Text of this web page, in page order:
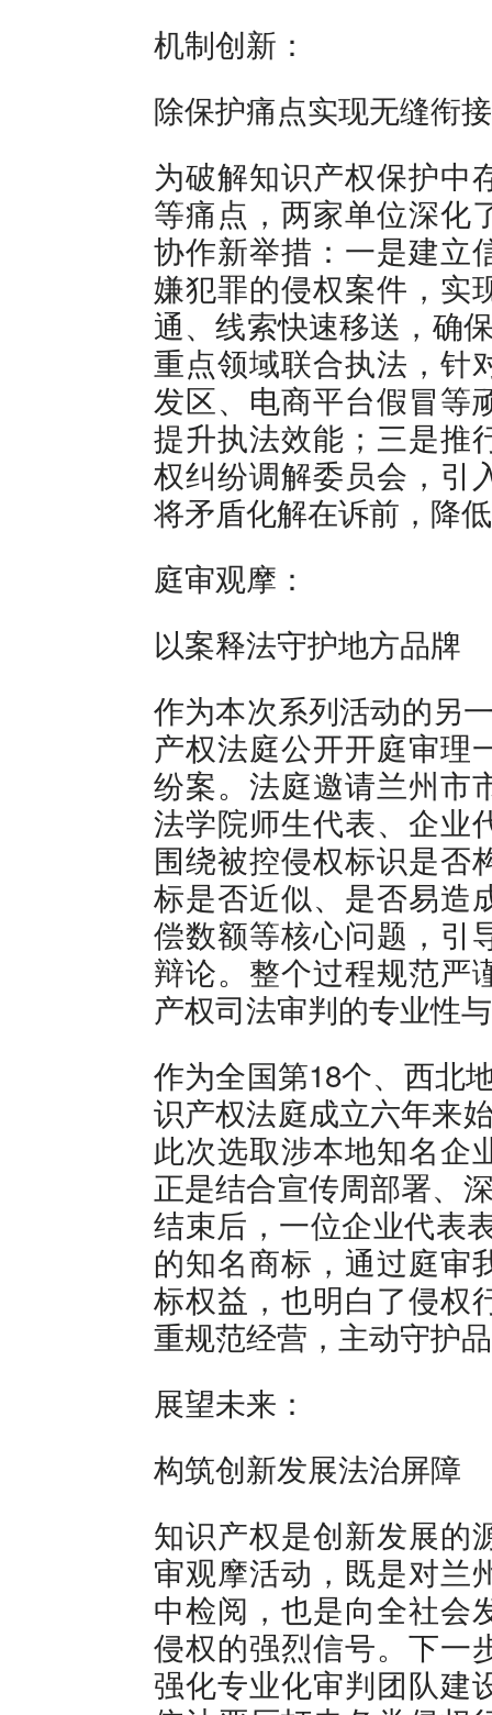
机制创新：
除保护痛点实现无缝衔接
为破解知识产权保护中
等痛点，两家单位深化
协作新举措：一是建立
嫌犯罪的侵权案件，实
通、线索快速移送，确
重点领域联合执法，针
发区、电商平台假冒等
提升执法效能；三是推
权纠纷调解委员会，引
将矛盾化解在诉前，降
庭审观摩：
以案释法守护地方品牌
作为本次系列活动的另
产权法庭公开开庭审理
纷案。法庭邀请兰州市
法学院师生代表、企业
围绕被控侵权标识是否
标是否近似、是否易造
偿数额等核心问题，引
辩论。整个过程规范严
产权司法审判的专业性
作为全国第18个、西北
识产权法庭成立六年来
此次选取涉本地知名企
正是结合宣传周部署、
结束后，一位企业代表
的知名商标，通过庭审
标权益，也明白了侵权
重规范经营，主动守护
展望未来：
构筑创新发展法治屏障
知识产权是创新发展的
审观摩活动，既是对兰
中检阅，也是向全社会
侵权的强烈信号。下一
强化专业化审判团队建